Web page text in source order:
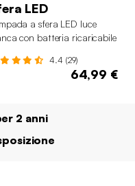
LED
a sfera LED luce
con batteria ricaricabile
4.4 (29)
64,99 €
2 anni